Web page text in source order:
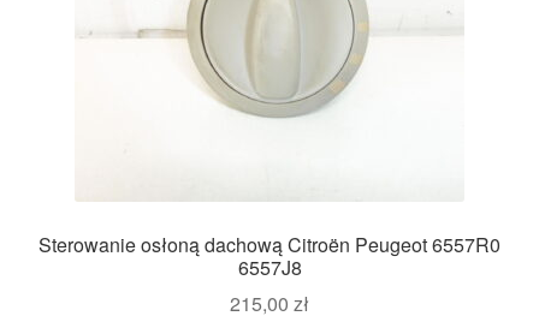
Sterowanie osłoną dachową Citroën Peugeot 6557R0
6557J8
215,00 zł